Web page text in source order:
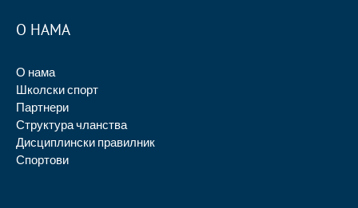
О НАМА
О нама
Школски спорт
Партнери
Структура чланства
Дисциплински правилник
Спортови